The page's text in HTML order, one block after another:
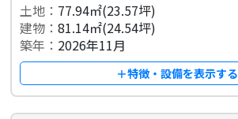
土地： 77.94㎡(23.57坪)
建物：81.14㎡(24.54坪)
築年： 2026年11月
＋特徴・設備を表示する